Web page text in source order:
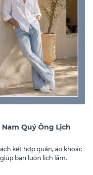
Quý Ông Lịch
kết hợp quần, áo khoác
bạn luôn lịch lãm.